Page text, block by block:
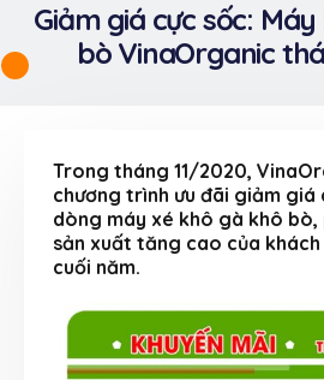
Giảm giá cực sốc:
bò VinaOrganic
Trong tháng 11/2020,
chương trình ưu đãi giảm giá
dòng máy xé khô gà khô bò,
sản xuất tăng cao của
cuối năm.